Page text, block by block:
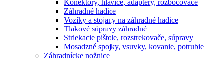
Konektory, hlavice, adaptéry, rozbočovače
Záhradné hadice
Vozíky a stojany na záhradné hadice
Tlakové súpravy záhradné
Striekacie pištole, rozstrekovače, súpravy
Mosadzné spojky, vsuvky, kovanie, potrubie
Záhradnícke nožnice